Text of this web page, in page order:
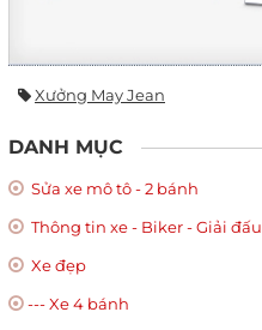
Xưởng May Jean
DANH MỤC
Sửa xe mô tô - 2 bánh
Thông tin xe - Biker - Giải đấu
Xe đẹp
--- Xe 4 bánh